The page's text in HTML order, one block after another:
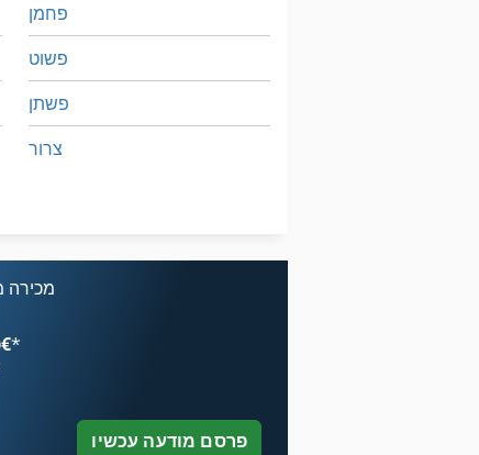
פחמן
פשוט
פשתן
צרור
מכירה
פרסם עכשיו החל מ־‏4.49 ‏€*
פרסם מודעה עכשיו